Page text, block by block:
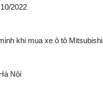
2022
khi mua xe ô tô Mitsubishi
Nội